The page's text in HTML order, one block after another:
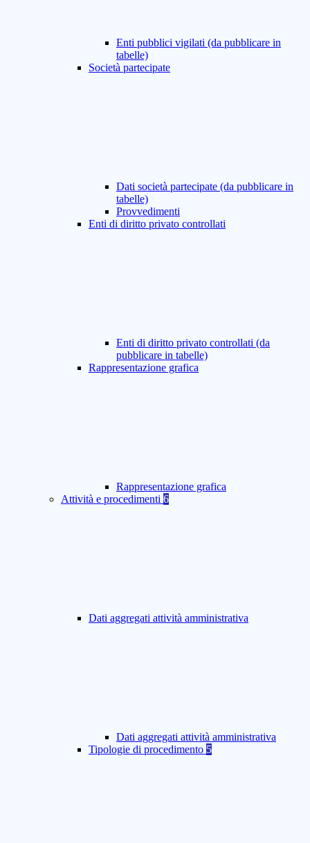
Enti pubblici vigilati (da pubblicare in
tabelle)
Società partecipate
Dati società partecipate (da pubblicare in
tabelle)
Provvedimenti
Enti di diritto privato controllati
Enti di diritto privato controllati (da
pubblicare in tabelle)
Rappresentazione grafica
Rappresentazione grafica
Attività e procedimenti 6
Dati aggregati attività amministrativa
Dati aggregati attività amministrativa
Tipologie di procedimento 5